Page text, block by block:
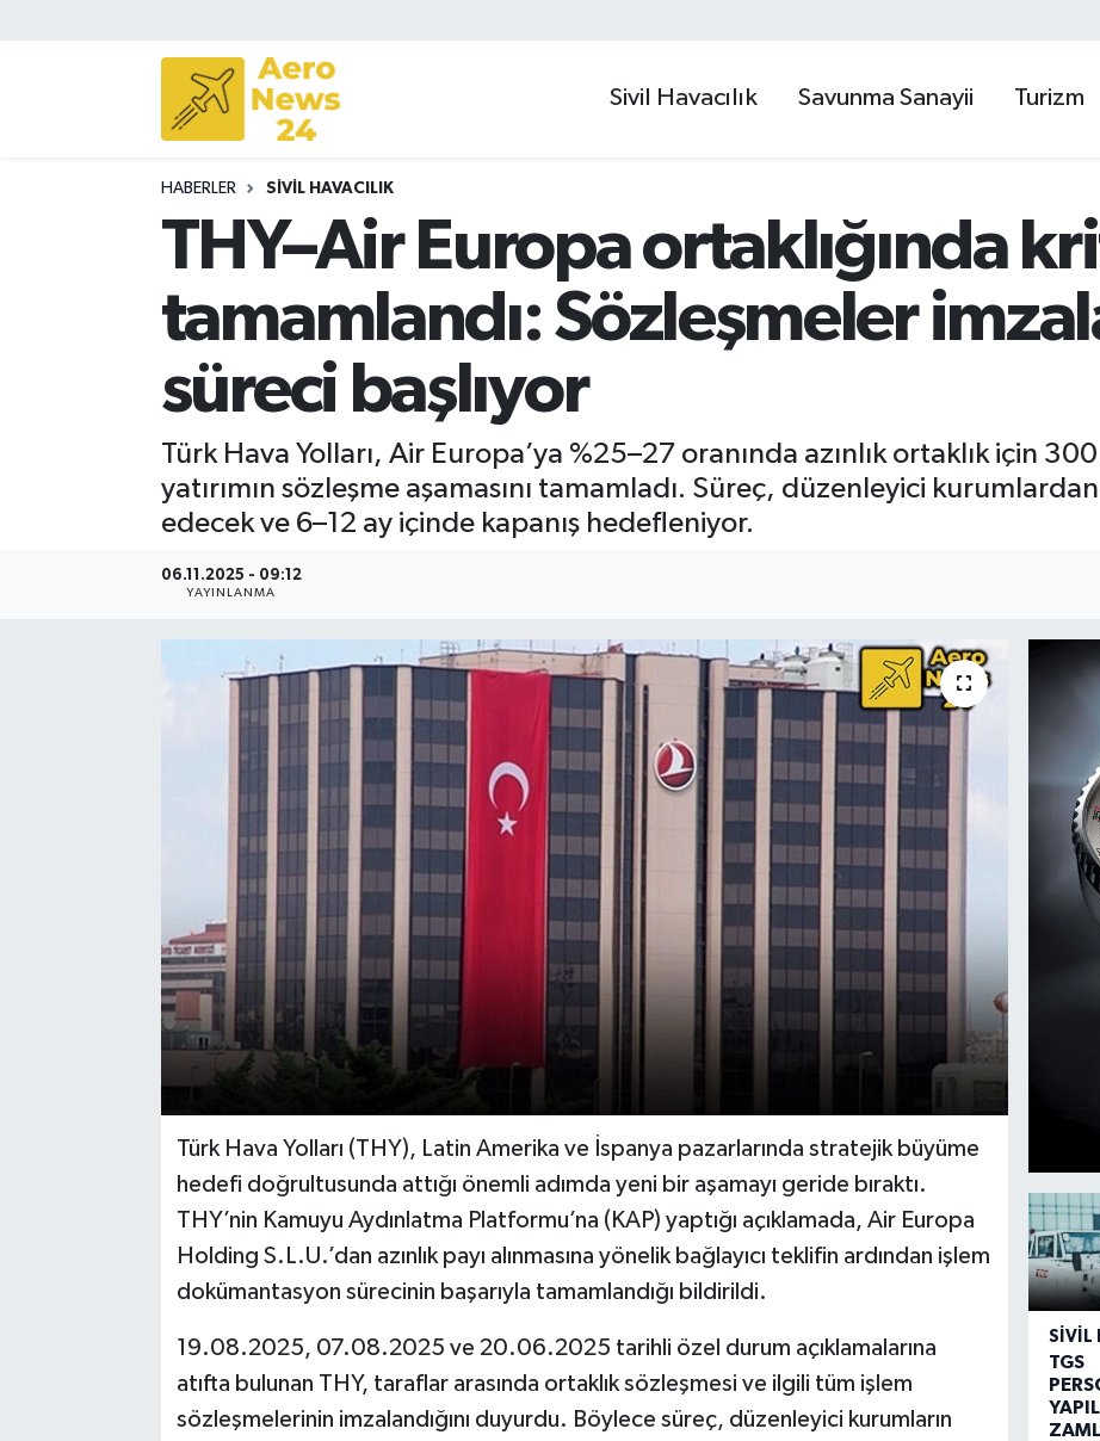
Sivil Havacılık Savunma Sanayii Turizm
HABERLER SIVIL HAVACILIK
THY–Air Europa ortaklığında
tamamlandı: Sözleşmeler
süreci başlıyor
Türk Hava Yolları, Air Europa’ya %25–27 oranında azınlık ortaklık için
yatırımın sözleşme aşamasını tamamladı. Süreç, düzenleyici
edecek ve 6–12 ay içinde kapanış hedefleniyor.
06.11.2025 - 09:12
YAYINLANMA
Türk Hava Yolları (THY), Latin Amerika ve İspanya pazarlarında stratejik büyüme
hedefi doğrultusunda attığı önemli adımda yeni bir aşamayı geride bıraktı.
THY’nin Kamuyu Aydınlatma Platformu’na (KAP) yaptığı açıklamada, Air Europa
Holding S.L.U.’dan azınlık payı alınmasına yönelik bağlayıcı teklifin ardından işlem
dokümantasyon sürecinin başarıyla tamamlandığı bildirildi.
19.08.2025, 07.08.2025 ve 20.06.2025 tarihli özel durum açıklamalarına
atıfta bulunan THY, taraflar arasında ortaklık sözleşmesi ve ilgili tüm işlem
sözleşmelerinin imzalandığını duyurdu. Böylece süreç, düzenleyici kurumların
SIVIL
TGS
Sivil Havacılık